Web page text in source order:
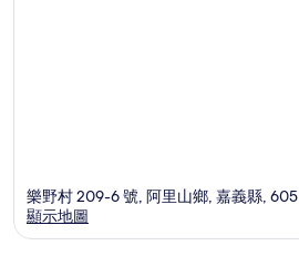
樂野村 209-6 號, 阿里山鄉, 嘉義縣, 605
顯示地圖